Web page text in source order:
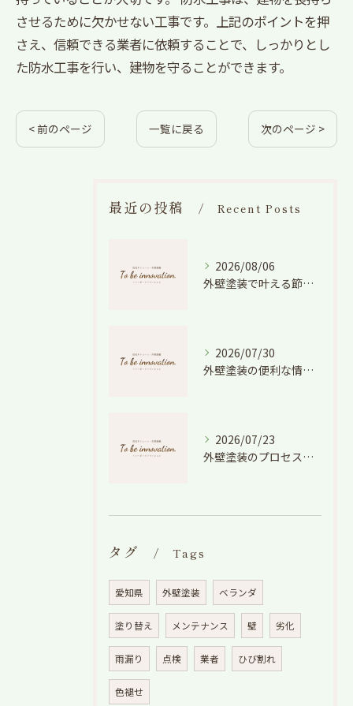
させるために欠かせない工事です。上記のポイントを押
さえ、信頼できる業者に依頼することで、しっかりとし
た防水工事を行い、建物を守ることができます。
< 前のページ 一覧に戻る 次のページ >
最近の投稿 Recent Posts
2026/08/06
外壁塗装で叶える節電効果と愛知県の相場や色選びのポイントを徹底解説
2026/07/30
外壁塗装の便利な情報と失敗しない色や費用判断のコツを徹底解説
2026/07/23
外壁塗装のプロセスを愛知県でスムーズに進めるための工程と費用徹底解説
タグ Tags
愛知県 外壁塗装 ベランダ
塗り替え メンテナンス 壁 劣化
雨漏り 点検 業者 ひび割れ
色褪せ